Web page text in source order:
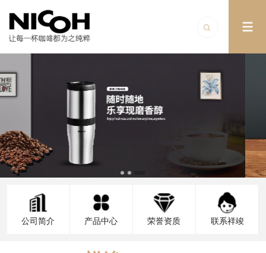
公司简介 产品中心 荣誉资质 联系祥竣